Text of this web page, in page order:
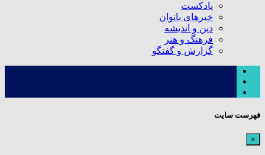
پادکست
خبرهای بانوان
دین و اندیشه
فرهنگ و هنر
گزارش و گفتگو
فهرست سایت
×